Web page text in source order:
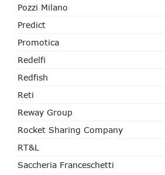
Pozzi Milano
Predict
Promotica
Redelfi
Redfish
Reti
Reway Group
Rocket Sharing Company
RT&L
Saccheria Franceschetti